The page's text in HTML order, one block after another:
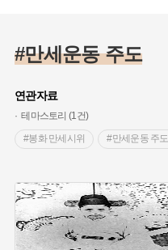
#군북의거 #칠원의거
#만세운동 주도
연관자료
테마스토리 (1건)
#봉화 만세시위
#만세운동 주도